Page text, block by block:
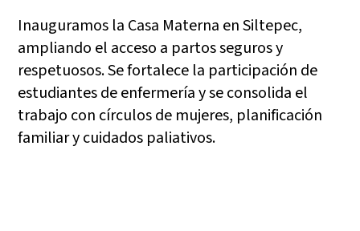
Inauguramos la Casa Materna en Siltepec,
ampliando el acceso a partos seguros y
respetuosos. Se fortalece la participación de
estudiantes de enfermería y se consolida el
trabajo con círculos de mujeres, planificación
familiar y cuidados paliativos.